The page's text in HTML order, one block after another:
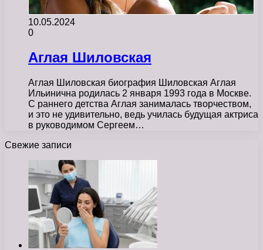
10.05.2024
0
Аглая Шиловская
Аглая Шиловская биография Шиловская Аглая
Ильинична родилась 2 января 1993 года в Москве.
С раннего детства Аглая занималась творчеством,
и это не удивительно, ведь училась будущая актриса
в руководимом Сергеем…
Свежие записи